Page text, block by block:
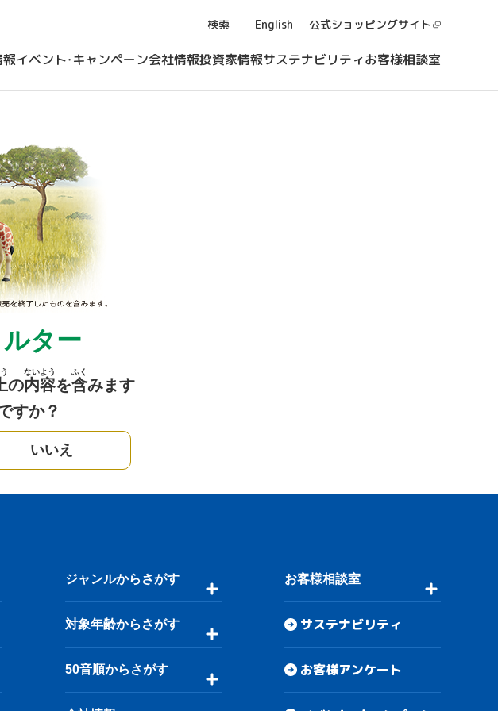
検索 English 公式ショッピングサイト
イベント・キャンペーン会社情報投資家情報サステナビリティお客様相談室
ター
の内容
ないよう
を含
ふく
みます
すか？
いいえ
ジャンルからさがす
対象年齢からさがす
50音順からさがす
お客様相談室
サステナビリティ
お客様アンケート